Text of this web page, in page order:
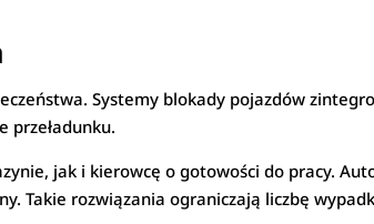
Systemy blokady pojazdów
przeładunku.
jak i kierowcę o gotowości do pracy.
Takie rozwiązania ograniczają liczbę